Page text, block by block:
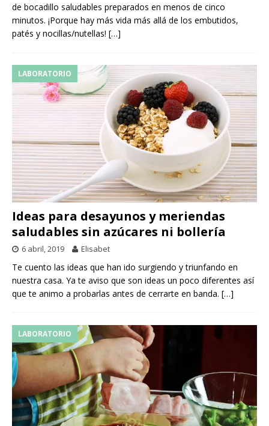
de bocadillo saludables preparados en menos de cinco
minutos. ¡Porque hay más vida más allá de los embutidos,
patés y nocillas/nutellas! […]
LABORATORIO
Ideas para desayunos y meriendas
saludables sin azúcares ni bollería
6 abril, 2019 Elisabet
Te cuento las ideas que han ido surgiendo y triunfando en
nuestra casa. Ya te aviso que son ideas un poco diferentes así
que te animo a probarlas antes de cerrarte en banda. […]
LABORATORIO